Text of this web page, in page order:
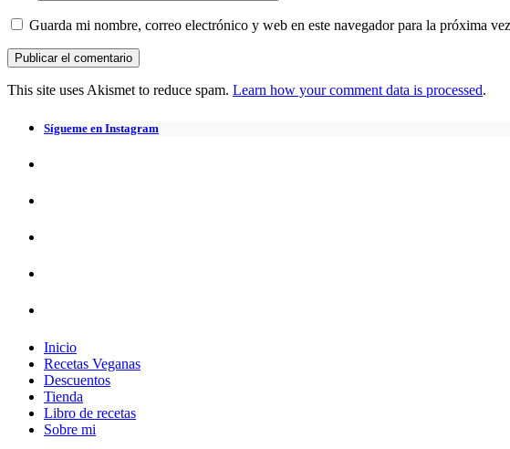
Guarda mi nombre, correo electrónico y web en este navegador para la próxima
This site uses Akismet to reduce spam. Learn how your comment data is processed.
Sígueme en Instagram
Inicio
Recetas Veganas
Descuentos
Tienda
Libro de recetas
Sobre mi